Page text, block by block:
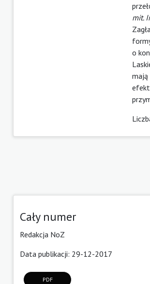
mit.
o
mają
Cały numer
Redakcja NoZ
Data publikacji: 29-12-2017
PDF